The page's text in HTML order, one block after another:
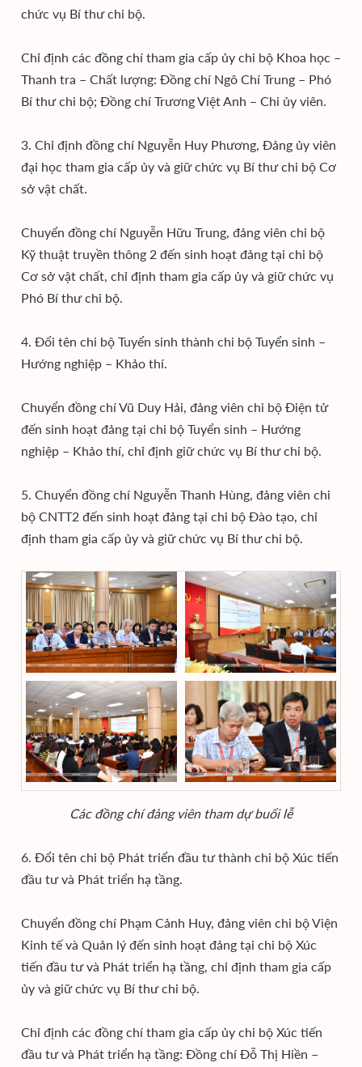
chức vụ Bí thư chi bộ.
Chỉ định các đồng chí tham gia cấp ủy chi bộ Khoa học –
Thanh tra – Chất lượng: Đồng chí Ngô Chí Trung – Phó
Bí thư chi bộ; Đồng chí Trương Việt Anh – Chi ủy viên.
3. Chỉ định đồng chí Nguyễn Huy Phương, Đảng ủy viên
đại học tham gia cấp ủy và giữ chức vụ Bí thư chi bộ Cơ
sở vật chất.
Chuyển đồng chí Nguyễn Hữu Trung, đảng viên chi bộ
Kỹ thuật truyền thông 2 đến sinh hoạt đảng tại chi bộ
Cơ sở vật chất, chỉ định tham gia cấp ủy và giữ chức vụ
Phó Bí thư chi bộ.
4. Đổi tên chi bộ Tuyển sinh thành chi bộ Tuyển sinh –
Hướng nghiệp – Khảo thí.
Chuyển đồng chí Vũ Duy Hải, đảng viên chi bộ Điện tử
đến sinh hoạt đảng tại chi bộ Tuyển sinh – Hướng
nghiệp – Khảo thí, chỉ định giữ chức vụ Bí thư chi bộ.
5. Chuyển đồng chí Nguyễn Thanh Hùng, đảng viên chi
bộ CNTT2 đến sinh hoạt đảng tại chi bộ Đào tạo, chỉ
định tham gia cấp ủy và giữ chức vụ Bí thư chi bộ.
Các đồng chí đảng viên tham dự buổi lễ
6. Đổi tên chi bộ Phát triển đầu tư thành chi bộ Xúc tiến
đầu tư và Phát triển hạ tầng.
Chuyển đồng chí Phạm Cảnh Huy, đảng viên chi bộ Viện
Kinh tế và Quản lý đến sinh hoạt đảng tại chi bộ Xúc
tiến đầu tư và Phát triển hạ tầng, chỉ định tham gia cấp
ủy và giữ chức vụ Bí thư chi bộ.
Chỉ định các đồng chí tham gia cấp ủy chi bộ Xúc tiến
đầu tư và Phát triển hạ tầng: Đồng chí Đỗ Thị Hiền –